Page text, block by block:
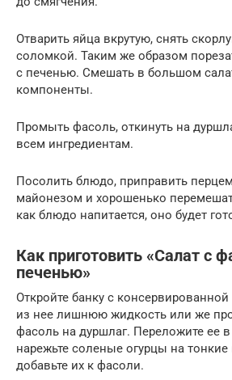
Отварить яйца вкрутую, снять
соломкой. Таким же образом
с печенью. Смешать в большом
компоненты.
Промыть фасоль, откинуть на
всем ингредиентам.
Посолить блюдо, приправить
майонезом и хорошенько
как блюдо напитается, оно будет
Как приготовить «Салат с
печенью»
Откройте банку с
из нее лишнюю жидкость или же
фасоль на дуршлаг. Переложите ее
нарежьте соленые огурцы на
добавьте их к фасоли.